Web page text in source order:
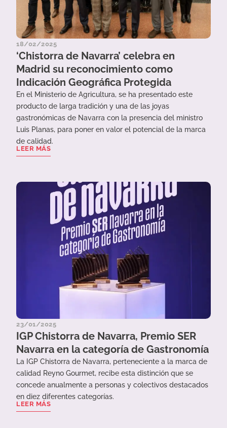
18/02/2025
‘Chistorra de Navarra’ celebra en
Madrid su reconocimiento como
Indicación Geográfica Protegida
En el Ministerio de Agricultura, se ha presentado este
producto de larga tradición y una de las joyas
gastronómicas de Navarra con la presencia del ministro
Luis Planas, para poner en valor el potencial de la marca
de calidad.
LEER MÁS
23/01/2025
IGP Chistorra de Navarra, Premio SER
Navarra en la categoría de Gastronomía
La IGP Chistorra de Navarra, perteneciente a la marca de
calidad Reyno Gourmet, recibe esta distinción que se
concede anualmente a personas y colectivos destacados
en diez diferentes categorías.
LEER MÁS